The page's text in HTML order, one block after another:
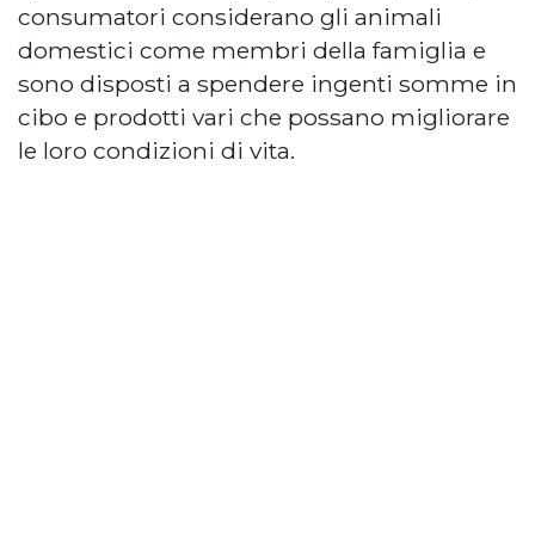
consumatori considerano gli animali
domestici come membri della famiglia e
sono disposti a spendere ingenti somme in
cibo e prodotti vari che possano migliorare
le loro condizioni di vita.